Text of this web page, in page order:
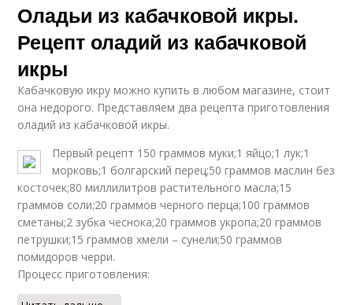
Оладьи из кабачковой икры.
Рецепт оладий из кабачковой
икры
Кабачковую икру можно купить в любом магазине, стоит
она недорого. Представляем два рецепта приготовления
оладий из кабачковой икры.
Первый рецепт 150 граммов муки;1 яйцо;1 лук;1
морковь;1 болгарский перец;50 граммов маслин без
косточек;80 миллилитров растительного масла;15
граммов соли;20 граммов черного перца;100 граммов
сметаны;2 зубка чеснока;20 граммов укропа;20 граммов
петрушки;15 граммов хмели – сунели;50 граммов
помидоров черри.
Процесс приготовления: